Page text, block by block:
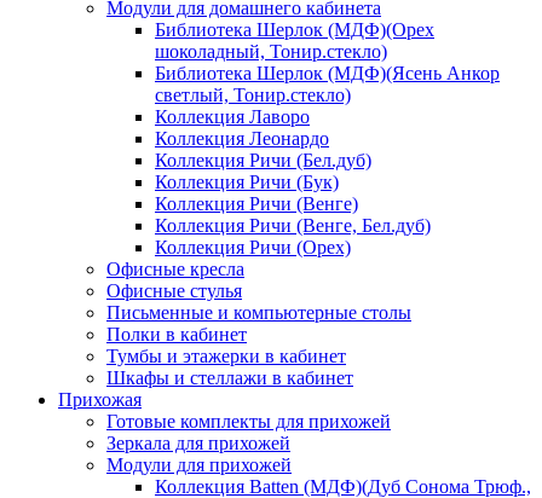
Модули для домашнего кабинета
Библиотека Шерлок (МДФ)(Орех
шоколадный, Тонир.стекло)
Библиотека Шерлок (МДФ)(Ясень Анкор
светлый, Тонир.стекло)
Коллекция Лаворо
Коллекция Леонардо
Коллекция Ричи (Бел.дуб)
Коллекция Ричи (Бук)
Коллекция Ричи (Венге)
Коллекция Ричи (Венге, Бел.дуб)
Коллекция Ричи (Орех)
Офисные кресла
Офисные стулья
Письменные и компьютерные столы
Полки в кабинет
Тумбы и этажерки в кабинет
Шкафы и стеллажи в кабинет
Прихожая
Готовые комплекты для прихожей
Зеркала для прихожей
Модули для прихожей
Коллекция Batten (МДФ)(Дуб Сонома Трюф.,